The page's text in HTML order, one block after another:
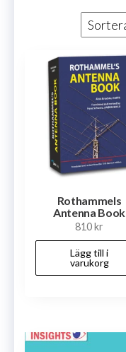
Rothammels
Antenna Book
810kr
Lägg till i
varukorg